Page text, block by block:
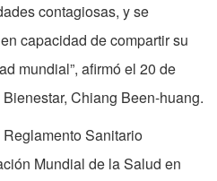
contagiosas, y se
capacidad de compartir su
mundial”, afirmó el 20 de
Chiang Been-huang.
Sanitario
Mundial de la Salud en